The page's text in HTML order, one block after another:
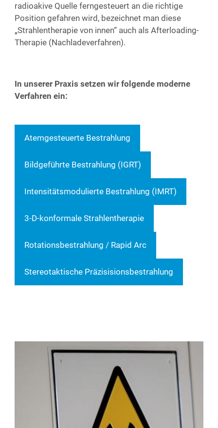
radio­aki­ve Quel­le fern­ge­steu­ert an die rich­ti­ge
Posi­ti­on gefah­ren wird, bezeich­net man die­se
„Strah­len­the­ra­pie von innen“ auch als After­loa­ding-
The­ra­pie (Nach­la­de­ver­fah­ren).
In unse­rer Pra­xis set­zen wir fol­gen­de moder­ne
Ver­fah­ren ein:
Atem­ge­steu­er­te Bestrahlung
Bild­ge­führ­te Bestrah­lung (IGRT)
Inten­si­täts­mo­du­lier­te Bestrah­lung (IMRT)
3-D-kon­for­ma­le Strahlentherapie
Rota­ti­ons­be­strah­lung / Rapid Arc
Ste­reo­tak­ti­sche Präzisisionsbestrahlung